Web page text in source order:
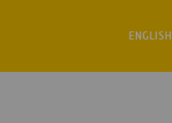
ENGLISH